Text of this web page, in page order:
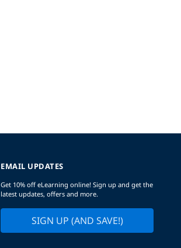
EMAIL UPDATES
Get 10% off eLearning online! Sign up and get the
latest updates, offers and more.
SIGN UP (AND SAVE!)